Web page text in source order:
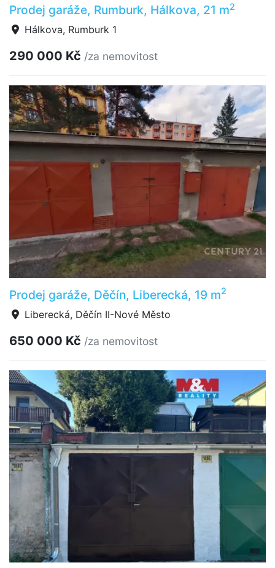
Prodej garáže, Rumburk, Hálkova, 21 m2
Hálkova, Rumburk 1
290 000 Kč /za nemovitost
Prodej garáže, Děčín, Liberecká, 19 m2
Liberecká, Děčín II-Nové Město
650 000 Kč /za nemovitost